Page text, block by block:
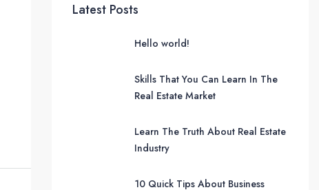
Latest Posts
Hello world!
Skills That You Can Learn In The
Real Estate Market
Learn The Truth About Real Estate
Industry
10 Quick Tips About Business